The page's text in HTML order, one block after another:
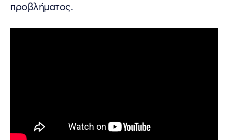
προβλήματος.